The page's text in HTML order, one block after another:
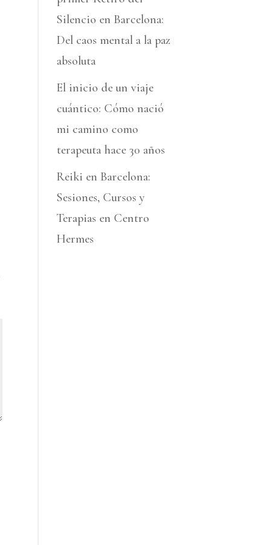
Silencio en Barcelona:
Del caos mental a la paz
absoluta
El inicio de un viaje
cuántico: Cómo nació
mi camino como
terapeuta hace 30 años
Reiki en Barcelona:
Sesiones, Cursos y
Terapias en Centro
Hermes